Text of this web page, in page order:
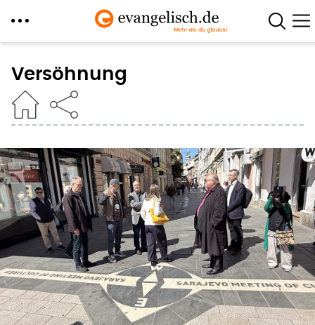
zum
Inhalt
Versöhnung